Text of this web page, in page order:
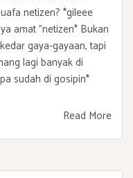
netizen? *gileee
amat "netizen* Bukan
gaya-gayaan, tapi
lagi banyak di
sudah di gosipin*
Read More